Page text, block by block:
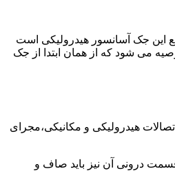
این جک آسانسور هیدرولیکی است
می شود که از همان ابتدا از جک
هیدرولیکی و مکانیکی،مجرای
درونی آن نیز باید صاف و